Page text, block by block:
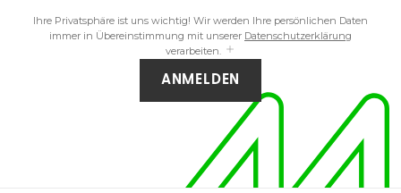
Ihre Privatsphäre ist uns wichtig! Wir werden Ihre persönlichen Daten
immer in Übereinstimmung mit unserer Datenschutzerklärung
verarbeiten.
ANMELDEN